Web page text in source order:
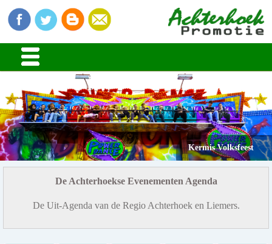
Kermis Volksfeest
De Achterhoekse Evenementen Agenda
De Uit-Agenda van de Regio Achterhoek en Liemers.